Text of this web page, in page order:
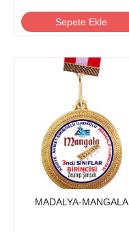
Sepete Ekle
MADALYA-MANGALA